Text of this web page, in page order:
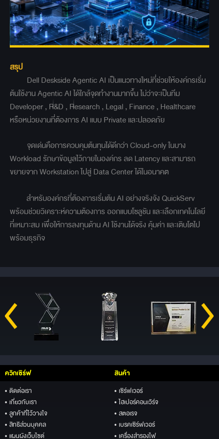
สรุป
Dell Deskside Agentic AI เป็นแนวทางใหม่ที่ช่วยให้องค์กรเริ่ม
ต้นใช้งาน Agentic AI ได้ใกล้จุดทำงานมากขึ้น ไม่ว่าจะเป็นทีม
Developer , R&D , Research , Legal , Finance , Healthcare
หรือหน่วยงานที่ต้องการ AI แบบ Private และปลอดภัย
จุดเด่นคือการควบคุมต้นทุนได้ดีกว่า Cloud-only ในบาง
Workload รักษาข้อมูลไว้ภายในองค์กร ลด Latency และสามารถ
ขยายจาก Workstation ไปสู่ Data Center ได้ในอนาคต
สำหรับองค์กรที่ต้องการเริ่มต้น AI อย่างจริงจัง QuickServ
พร้อมช่วยวิเคราะห์ความต้องการ ออกแบบโซลูชัน และเลือกเทคโนโลยี
ที่เหมาะสม เพื่อให้การลงทุนด้าน AI ใช้งานได้จริง คุ้มค่า และเติบโตไป
พร้อมธุรกิจ
ควิกเซิร์ฟ
• ติดต่อเรา
• เกี่ยวกับเรา
• ลูกค้าที่ไว้วางใจ
• สิทธิส่วนบุคคล
• แผนผังเว็บไซต์
สินค้า
• เซิร์ฟเวอร์
• ไฮเปอร์คอนเวิร์จ
• สตอเรจ
• เบรคเซิร์ฟเวอร์
• เครื่องสำรองไฟ